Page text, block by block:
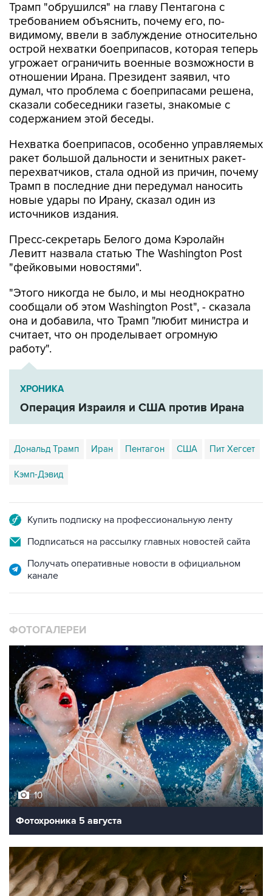
Трамп "обрушился" на главу Пентагона с
требованием объяснить, почему его, по-
видимому, ввели в заблуждение относительно
острой нехватки боеприпасов, которая теперь
угрожает ограничить военные возможности в
отношении Ирана. Президент заявил, что
думал, что проблема с боеприпасами решена,
сказали собеседники газеты, знакомые с
содержанием этой беседы.
Нехватка боеприпасов, особенно управляемых
ракет большой дальности и зенитных ракет-
перехватчиков, стала одной из причин, почему
Трамп в последние дни передумал наносить
новые удары по Ирану, сказал один из
источников издания.
Пресс-секретарь Белого дома Кэролайн
Левитт назвала статью The Washington Post
"фейковыми новостями".
"Этого никогда не было, и мы неоднократно
сообщали об этом Washington Post", - сказала
она и добавила, что Трамп "любит министра и
считает, что он проделывает огромную
работу".
ХРОНИКА
Операция Израиля и США против Ирана
Дональд Трамп Иран Пентагон США Пит Хегсет
Кэмп-Дэвид
Купить подписку на профессиональную ленту
Подписаться на рассылку главных новостей сайта
Получать оперативные новости в официальном
канале
ФОТОГАЛЕРЕИ
10
Фотохроника 5 августа